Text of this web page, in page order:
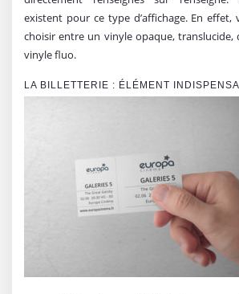
existent pour ce type d’affichage. En
choisir entre un vinyle opaque, translucide,
vinyle fluo.
LA BILLETTERIE : ÉLÉMENT